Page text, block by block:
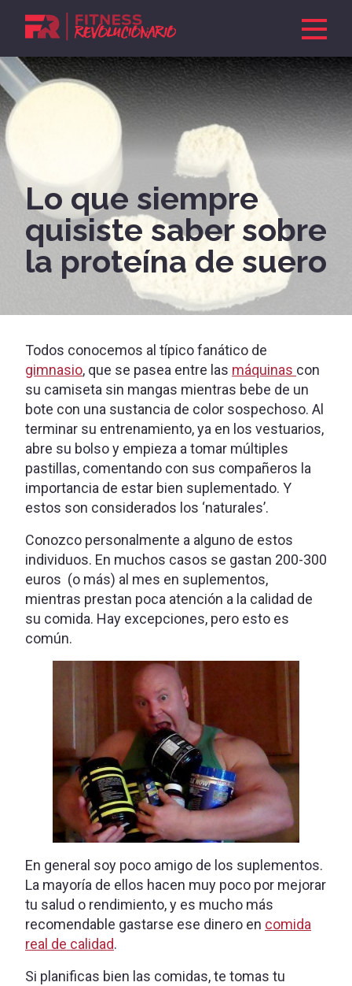
Lo que siempre
quisiste saber sobre
la proteína de suero
Todos conocemos al típico fanático de
gimnasio, que se pasea entre las máquinas con
su camiseta sin mangas mientras bebe de un
bote con una sustancia de color sospechoso. Al
terminar su entrenamiento, ya en los vestuarios,
abre su bolso y empieza a tomar múltiples
pastillas, comentando con sus compañeros la
importancia de estar bien suplementado. Y
estos son considerados los ‘naturales’.
Conozco personalmente a alguno de estos
individuos. En muchos casos se gastan 200-300
euros (o más) al mes en suplementos,
mientras prestan poca atención a la calidad de
su comida. Hay excepciones, pero esto es
común.
En general soy poco amigo de los suplementos.
La mayoría de ellos hacen muy poco por mejorar
tu salud o rendimiento, y es mucho más
recomendable gastarse ese dinero en comida
real de calidad.
Si planificas bien las comidas, te tomas tu